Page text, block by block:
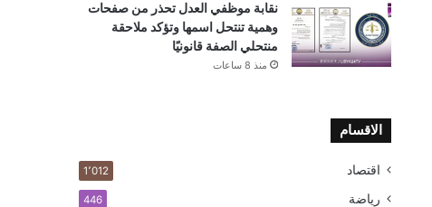
نقابة موظفي العدل تحذر من صفحات
وهمية تنتحل اسمها وتؤكد ملاحقة
منتحلي الصفة قانونيًا
منذ 8 ساعات
الاقسام
اقتصاد 1٬012
رياضة 446